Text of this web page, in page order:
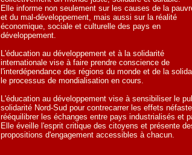
Elle informe non seulement sur les causes de la
et du mal-développement, mais aussi sur la réalité
économique, sociale et culturelle des pays en
développement.
L'éducation au développement et à la solidarité
internationale vise à faire prendre conscience de
l'interdépendance des régions du monde et de la
le processus de mondialisation en cours.
L'éducation au développement vise à sensibiliser le
solidarité Nord-Sud pour contrecarrer les effets
rééquilibrer les échanges entre pays industrialisés et
Elle éveille l'esprit critique des citoyens et présente
propositions d'engagement accessibles à chacun.